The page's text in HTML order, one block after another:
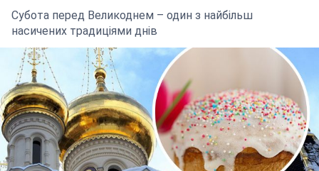
Субота перед Великоднем – один з найбільш
насичених традиціями днів